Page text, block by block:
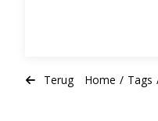
Terug Home / Tags